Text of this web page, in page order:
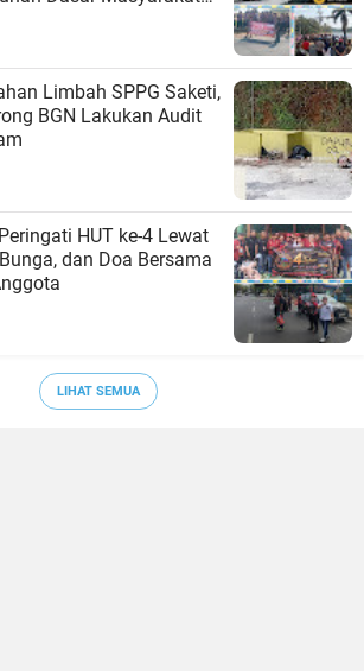
Kawasa
Limbah SPPG Saketi,
BGN Lakukan Audit
HUT ke-4 Lewat
dan Doa Bersama
LIHAT SEMUA